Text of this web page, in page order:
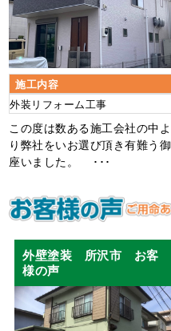
施工内容
外装リフォーム工事
この度は数ある施工会社の中よ
り弊社をいお選び頂き有難う御
座いました。 ･･･
外壁塗装 所沢市 お客
様の声